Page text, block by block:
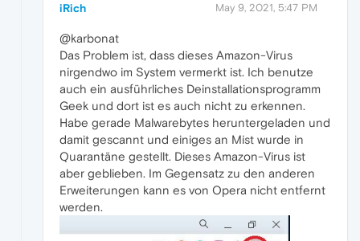
iRich May 9, 2021, 5:47 PM
@karbonat
Das Problem ist, dass dieses Amazon-Virus
nirgendwo im System vermerkt ist. Ich benutze
auch ein ausführliches Deinstallationsprogramm
Geek und dort ist es auch nicht zu erkennen.
Habe gerade Malwarebytes heruntergeladen und
damit gescannt und einiges an Mist wurde in
Quarantäne gestellt. Dieses Amazon-Virus ist
aber geblieben. Im Gegensatz zu den anderen
Erweiterungen kann es von Opera nicht entfernt
werden.